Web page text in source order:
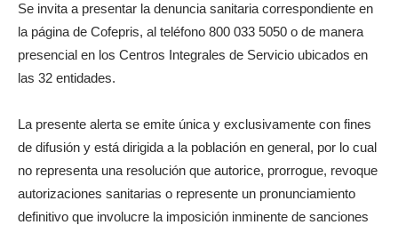
Se invita a presentar la denuncia sanitaria correspondiente en
la página de Cofepris, al teléfono 800 033 5050 o de manera
presencial en los Centros Integrales de Servicio ubicados en
las 32 entidades.
La presente alerta se emite única y exclusivamente con fines
de difusión y está dirigida a la población en general, por lo cual
no representa una resolución que autorice, prorrogue, revoque
autorizaciones sanitarias o represente un pronunciamiento
definitivo que involucre la imposición inminente de sanciones